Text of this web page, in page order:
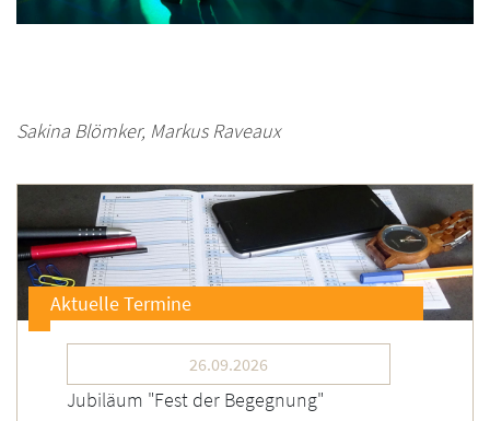
Sakina Blömker, Markus Raveaux
Aktuelle Termine
26.09.2026
Jubiläum "Fest der Begegnung"